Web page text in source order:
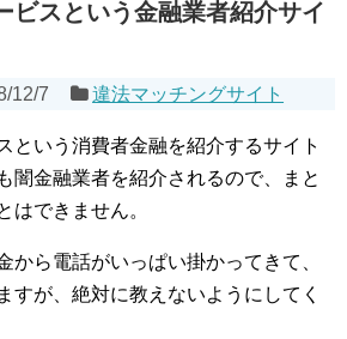
ビスという金融業者紹介サイ
12/7 違法マッチングサイト
という消費者金融を紹介するサイト
闇金融業者を紹介されるので、まと
はできません。
から電話がいっぱい掛かってきて、
すが、絶対に教えないようにしてく